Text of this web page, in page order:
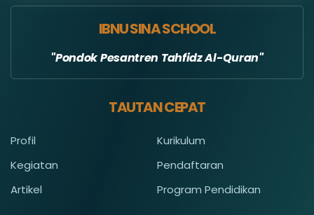
IBNU SINA SCHOOL
Pondok Pesantren Tahfidz Al-Quran
TAUTAN CEPAT
Profil
Kurikulum
Kegiatan
Pendaftaran
Artikel
Program Pendidikan